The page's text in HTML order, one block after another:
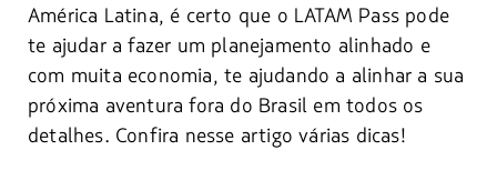
América Latina, é certo que o LATAM Pass pode
te ajudar a fazer um planejamento alinhado e
com muita economia, te ajudando a alinhar a sua
próxima aventura fora do Brasil em todos os
detalhes. Confira nesse artigo várias dicas!